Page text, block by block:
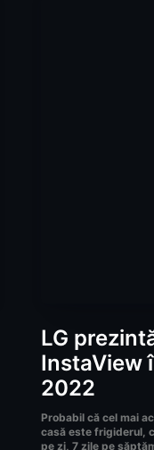
LG
InstaView
2022
Probabil că cel mai
casă este frigiderul,
pe zi, 7 zile pe